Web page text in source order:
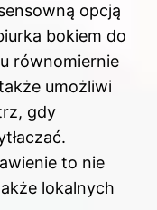
opcją
bokiem do
równomiernie
umożliwi
gdy
to nie
lokalnych